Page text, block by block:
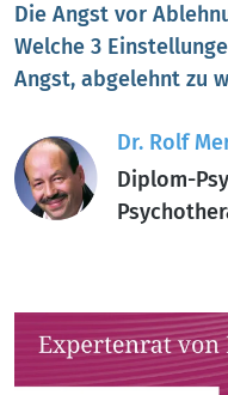
Die Angst vor
Welche 3
Angst, abgelehnt zu
Dr. Rolf
Diplom-